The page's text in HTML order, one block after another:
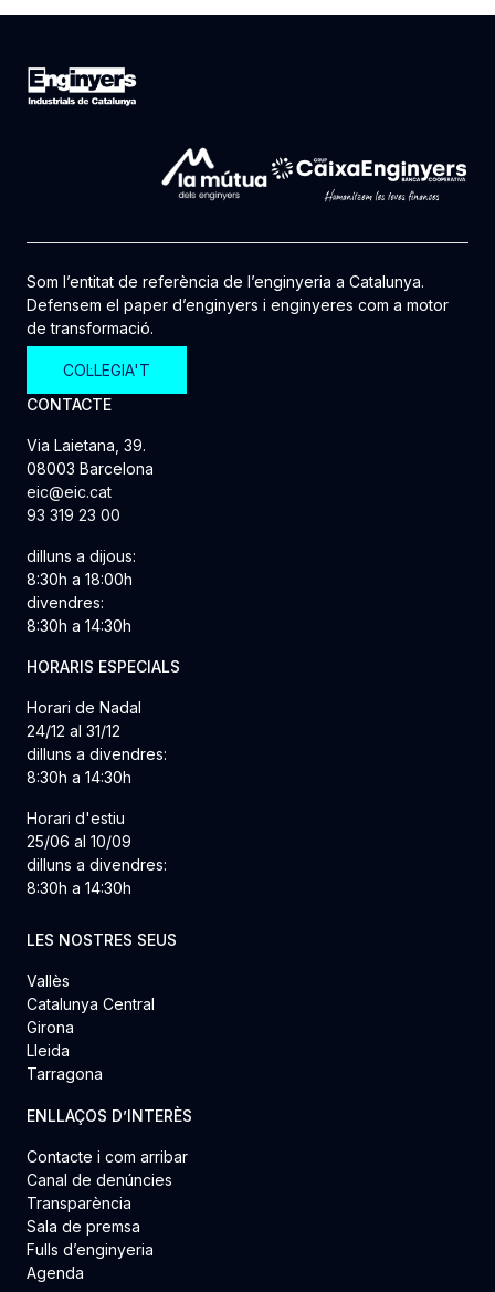
Som l’entitat de referència de l’enginyeria a Catalunya.
Defensem el paper d’enginyers i enginyeres com a motor
de transformació.
COL·LEGIA'T
CONTACTE
Via Laietana, 39.
08003 Barcelona
eic@eic.cat
93 319 23 00
dilluns a dijous:
8:30h a 18:00h
divendres:
8:30h a 14:30h
HORARIS ESPECIALS
Horari de Nadal
24/12 al 31/12
dilluns a divendres:
8:30h a 14:30h
Horari d'estiu
25/06 al 10/09
dilluns a divendres:
8:30h a 14:30h
LES NOSTRES SEUS
Vallès
Catalunya Central
Girona
Lleida
Tarragona
ENLLAÇOS D’INTERÈS
Contacte i com arribar
Canal de denúncies
Transparència
Sala de premsa
Fulls d’enginyeria
Agenda